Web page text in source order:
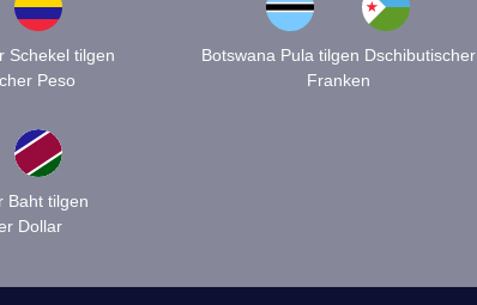
Schekel tilgen
Peso
Botswana Pula tilgen Dschibutischer
Franken
Baht tilgen
Dollar